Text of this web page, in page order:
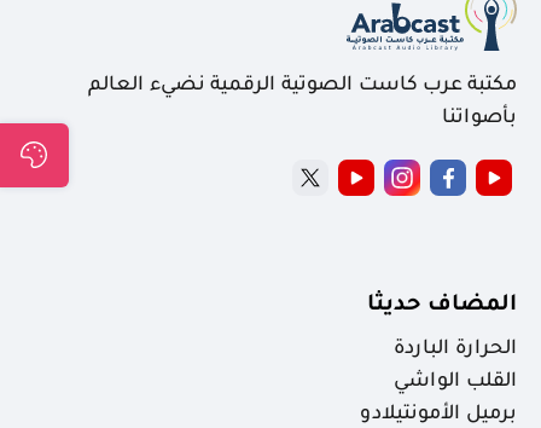
مكتبة عرب كاست الصوتية الرقمية نضيء العالم
بأصواتنا
المضاف حديثا
الحرارة الباردة
القلب الواشي
برميل الأمونتيلادو